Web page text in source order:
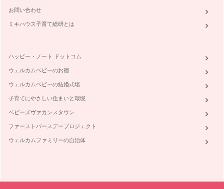
お問い合わせ
ミキハウス子育て総研とは
ハッピー・ノート ドットコム
ウェルカムベビーのお宿
ウェルカムベビーの結婚式場
子育てにやさしい住まいと環境
ベビーズヴァカンスタウン
ファーストバースデープロジェクト
ウェルカムファミリーの自治体